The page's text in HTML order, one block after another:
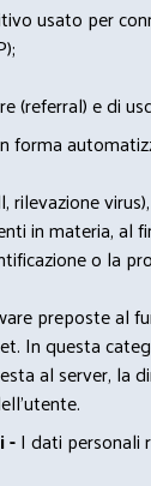
usato per
(referral) e di
rilevazione
in materia, al
o la
preposte al
In questa
al server, la
-I dati personali